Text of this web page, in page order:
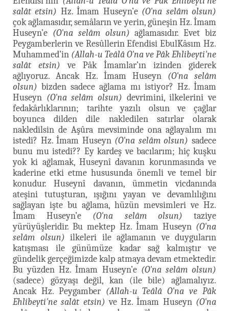
salât etsin) Hz. İmam Huseyn’e (O'na selâm olsun)
çok ağlamasıdır, semâların ve yerin, güneşin Hz. İmam
Huseyn’e (O'na selâm olsun) ağlamasıdır. Evet biz
Peygamberlerin ve Resûllerin Efendisi EbulKâsım Hz.
Muhammed’in (Allah-u Teâlâ O'na ve Pâk Ehlibeyti'ne
salât etsin) ve Pâk İmamlar’ın izinden giderek
ağlıyoruz. Ancak Hz. İmam Huseyn (O'na selâm
olsun) bizden sadece ağlama mı istiyor? Hz. İmam
Huseyn (O'na selâm olsun) devrimini, ilkelerini ve
fedakârlıklarının; tarihte yazılı olsun ve çağlar
boyunca dilden dile nakledilen satırlar olarak
nakledilsin de Aşûra mevsiminde ona ağlayalım mı
istedi? Hz. İmam Huseyn (O'na selâm olsun) sadece
bunu mu istedi?? Ey kardeş ve bacılarım; hiç kuşku
yok ki ağlamak, Huseynî davanın korunmasında ve
kaderine etki etme hususunda önemli ve temel bir
konudur. Huseynî davanın, ümmetin vicdanında
ateşini tutuşturan, ışığını yayan ve devamlılığını
sağlayan işte bu ağlama, hüzün mevsimleri ve Hz.
İmam Huseyn’e (O'na selâm olsun) taziye
yürüyüşleridir. Bu mektep Hz. İmam Huseyn (O'na
selâm olsun) ilkeleri ile ağlamanın ve duyguların
katışması ile günümüze kadar sağ kalmıştır ve
gündelik gerçeğimizde kalp atmaya devam etmektedir.
Bu yüzden Hz. İmam Huseyn’e (O'na selâm olsun)
(sadece) gözyaşı değil, kan (ile bile) ağlamalıyız.
Ancak Hz. Peygamber (Allah-u Teâlâ O'na ve Pâk
Ehlibeyti'ne salât etsin) ve Hz. İmam Huseyn (O'na